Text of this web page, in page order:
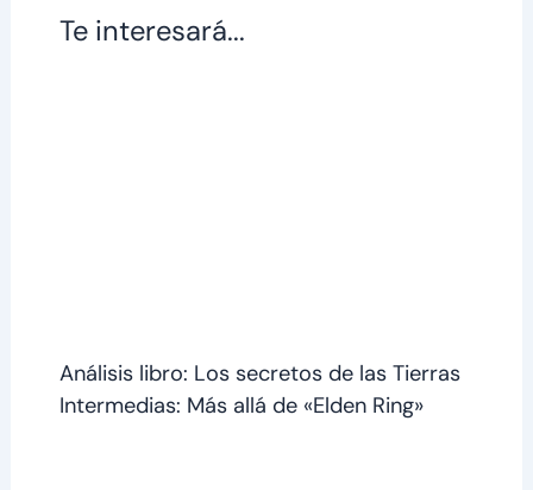
Te interesará...
Análisis libro: Los secretos de las Tierras
Intermedias: Más allá de «Elden Ring»